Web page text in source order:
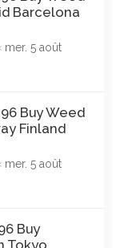
Barcelona
mer. 5 août
Buy Weed
Finland
mer. 5 août
Buy
Tokyo